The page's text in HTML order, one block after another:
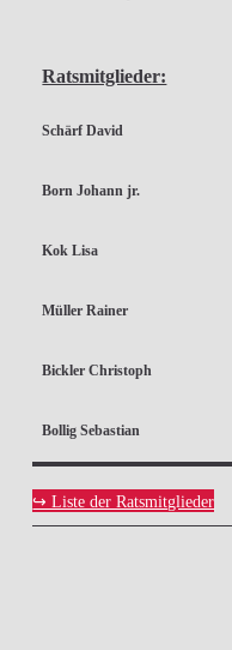
Ratsmitglieder:
Schärf David
Born Johann jr.
Kok Lisa
Müller Rainer
Bickler Christoph
Bollig Sebastian
↪ Liste der Ratsmitglieder